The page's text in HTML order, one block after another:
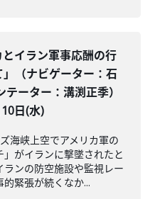
とイラン軍事応酬の行
（ナビゲーター：石
テーター：溝渕正季）
日(水)
海峡上空でアメリカ軍の
がイランに撃墜されたと
ンの防空施設や監視レー
緊張が続くなか...